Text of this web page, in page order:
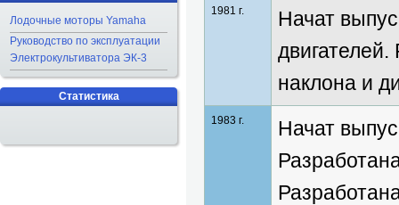
1981 г.
Начат
двигателей.
наклона и
1983 г.
Начат
Лодочные моторы Yamaha
Руководство по эксплуатации
Электрокультиватора ЭК-3
Статистика